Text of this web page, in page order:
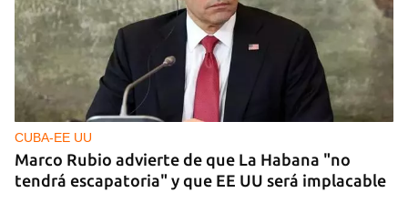
CUBA-EE UU
Marco Rubio advierte de que La Habana "no
tendrá escapatoria" y que EE UU será implacable